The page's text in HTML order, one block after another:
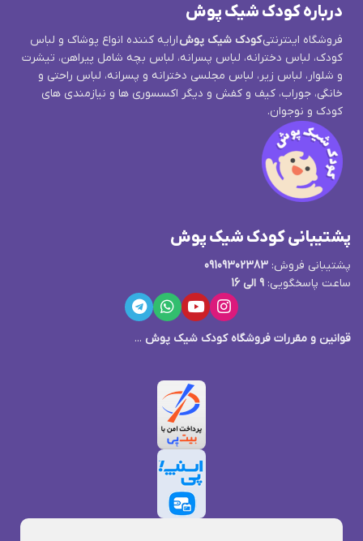
درباره کودک شیک پوش
فروشگاه اینترنتیکودک شیک پوشارایه کننده انواع پوشاک و لباس
کودک، لباس دخترانه، لباس پسرانه، لباس بچه شامل پیراهن، تیشرت
و شلوار، لباس زیر، لباس مجلسی دخترانه و پسرانه، لباس راحتی و
خانگی، جوراب، کیف و کفش و دیگر اکسسوری ها و نیازمندی های
کودک و نوجوان.
پشتیبانی کودک شیک پوش
پشتیبانی فروش: 09109302383
ساعت پاسخگویی: 9 الی 16
قوانین و مقررات فروشگاه کودک شیک پوش ...